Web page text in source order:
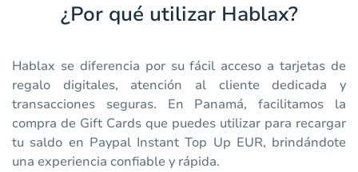
¿Por qué utilizar Hablax?
Hablax se diferencia por su fácil acceso a tarjetas de
regalo digitales, atención al cliente dedicada y
transacciones seguras. En Panamá, facilitamos la
compra de Gift Cards que puedes utilizar para recargar
tu saldo en Paypal Instant Top Up EUR, brindándote
una experiencia confiable y rápida.